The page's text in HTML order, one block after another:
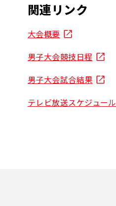
関連リンク
大会概要
男子大会競技日程
男子大会試合結果
テレビ放送スケジュール